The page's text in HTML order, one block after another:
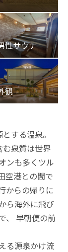
する温泉。
泉質は世界
ンも多くツル
空港との間で
からの帰りに
ら海外に飛び
、 早朝便の前
る源泉かけ流